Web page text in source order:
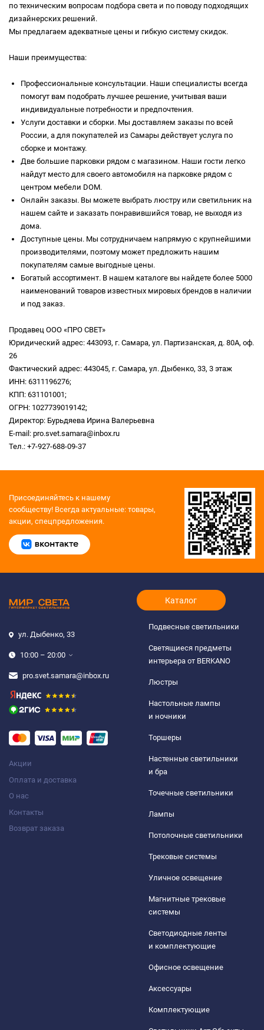
по техническим вопросам подбора света и по поводу подходящих
дизайнерских решений.
Мы предлагаем адекватные цены и гибкую систему скидок.
Наши преимущества:
Профессиональные консультации. Наши специалисты всегда
помогут вам подобрать лучшее решение, учитывая ваши
индивидуальные потребности и предпочтения.
Услуги доставки и сборки. Мы доставляем заказы по всей
России, а для покупателей из Самары действует услуга по
сборке и монтажу.
Две большие парковки рядом с магазином. Наши гости легко
найдут место для своего автомобиля на парковке рядом с
центром мебели DOM.
Онлайн заказы. Вы можете выбрать люстру или светильник на
нашем сайте и заказать понравившийся товар, не выходя из
дома.
Доступные цены. Мы сотрудничаем напрямую с крупнейшими
производителями, поэтому может предложить нашим
покупателям самые выгодные цены.
Богатый ассортимент. В нашем каталоге вы найдете более 5000
наименований товаров известных мировых брендов в наличии
и под заказ.
Продавец ООО «ПРО СВЕТ»
Юридический адрес: 443093, г. Самара, ул. Партизанская, д. 80А, оф.
26
Фактический адрес: 443045, г. Самара, ул. Дыбенко, 33, 3 этаж
ИНН: 6311196276;
КПП: 631101001;
ОГРН: 1027739019142;
Директор: Бурьдяева Ирина Валерьевна
E-mail: pro.svet.samara@inbox.ru
Тел.: +7-927-688-09-37
Присоединяйтесь к нашему
сообществу! Всегда актуальные: товары,
акции, спецпредложения.
ул. Дыбенко, 33
10:00 – 20:00
pro.svet.samara@inbox.ru
Акции
Оплата и доставка
О нас
Контакты
Возврат заказа
Каталог
Подвесные светильники
Светящиеся предметы
интерьера от BERKANO
Люстры
Настольные лампы
и ночники
Торшеры
Настенные светильники
и бра
Точечные светильники
Лампы
Потолочные светильники
Трековые системы
Уличное освещение
Магнитные трековые
системы
Светодиодные ленты
и комплектующие
Офисное освещение
Аксессуары
Комплектующие